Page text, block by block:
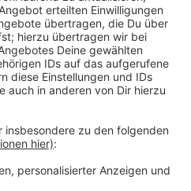
Sternstraße nach
Grube nach Kürten
St.-Maternus-Eck nach